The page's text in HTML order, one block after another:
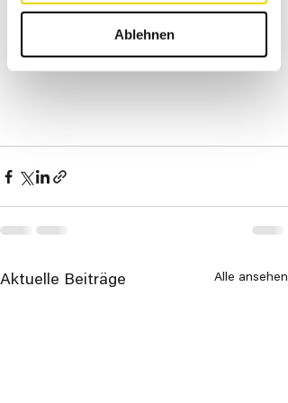
Ablehnen
Aktuelle Beiträge Alle ansehen